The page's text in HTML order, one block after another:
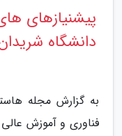
پیشنیازهای
دانشگاه
به گزارش مجله
فناوری و آموزش عالی